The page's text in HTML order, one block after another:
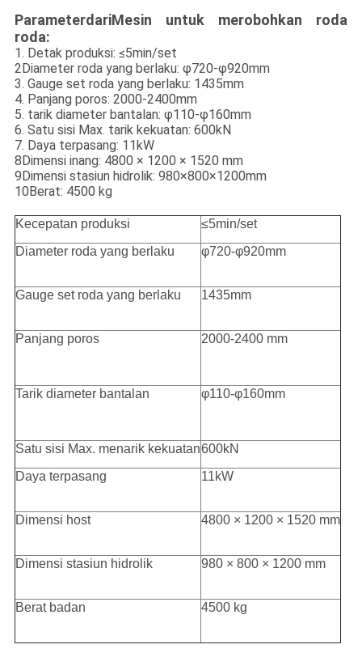
ParameterdariMesin untuk merobohkan roda
roda:
1. Detak produksi: ≤5min/set
2Diameter roda yang berlaku: φ720-φ920mm
3. Gauge set roda yang berlaku: 1435mm
4. Panjang poros: 2000-2400mm
5. tarik diameter bantalan: φ110-φ160mm
6. Satu sisi Max. tarik kekuatan: 600kN
7. Daya terpasang: 11kW
8Dimensi inang: 4800 × 1200 × 1520 mm
9Dimensi stasiun hidrolik: 980×800×1200mm
10Berat: 4500 kg
Kecepatan produksi
≤5min/set
Diameter roda yang berlaku
φ720-φ920mm
Gauge set roda yang berlaku 1435mm
Panjang poros 2000-2400 mm
Tarik diameter bantalan φ110-φ160mm
Satu sisi Max. menarik kekuatan600kN
Daya terpasang
11kW
Dimensi host 4800 × 1200 × 1520 mm
Dimensi stasiun hidrolik 980 × 800 × 1200 mm
Berat badan 4500 kg